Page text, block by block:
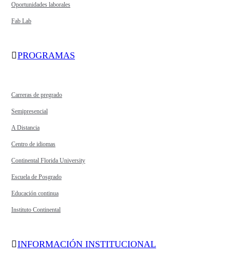
Oportunidades laborales
Fab Lab
PROGRAMAS
Carreras de pregrado
Semipresencial
A Distancia
Centro de idiomas
Continental Florida University
Escuela de Posgrado
Educación continua
Instituto Continental
INFORMACIÓN INSTITUCIONAL